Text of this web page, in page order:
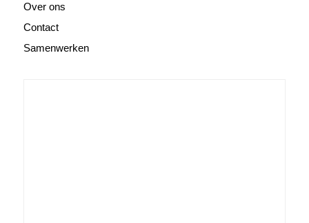
Over ons
Contact
Samenwerken